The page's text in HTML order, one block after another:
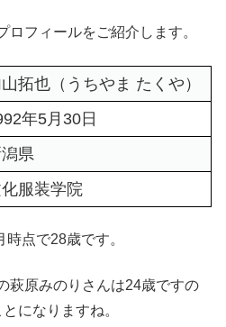
ロフィールをご紹介します。
拓也（うちやま たくや）
年5月30日
県
服装学院
点で28歳です。
萩原みのりさんは24歳ですの
になりますね。